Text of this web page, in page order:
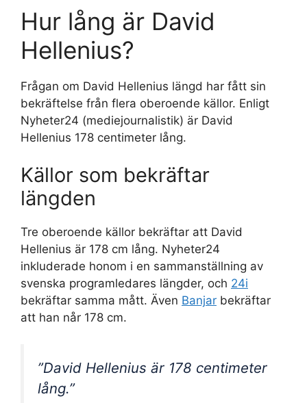
Hur lång är David
Hellenius?
Frågan om David Hellenius längd har fått sin
bekräftelse från flera oberoende källor. Enligt
Nyheter24 (mediejournalistik) är David
Hellenius 178 centimeter lång.
Källor som bekräftar
längden
Tre oberoende källor bekräftar att David
Hellenius är 178 cm lång. Nyheter24
inkluderade honom i en sammanställning av
svenska programledares längder, och 24i
bekräftar samma mått. Även Banjar bekräftar
att han når 178 cm.
”David Hellenius är 178 centimeter
lång.”